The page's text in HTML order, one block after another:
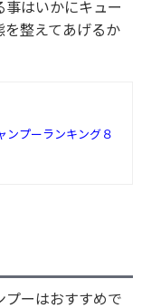
はいかにキュー
整えてあげるか
ンプーランキング８
ーはおすすめで